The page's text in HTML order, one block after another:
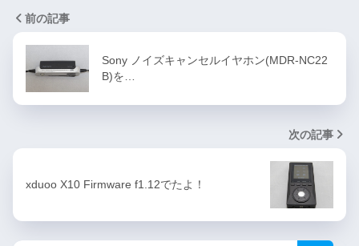
前の記事
Sony ノイズキャンセルイヤホン(MDR-NC22
B)を…
次の記事
xduoo X10 Firmware f1.12でたよ！